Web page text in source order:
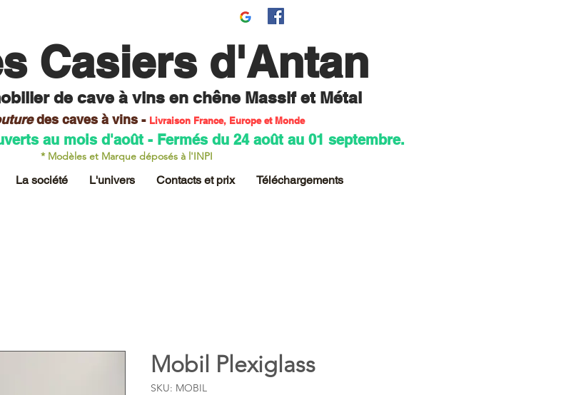
Casiers d'Antan
de cave à vins en chêne Massif et Métal
des caves à vins - Livraison France, Europe et Monde
au mois d'août - Fermés du 24 août au 01 septembre.
* Modèles et Marque déposés à l'INPI
La société L'univers Contacts et prix Téléchargements
Mobil Plexiglass
SKU: MOBIL